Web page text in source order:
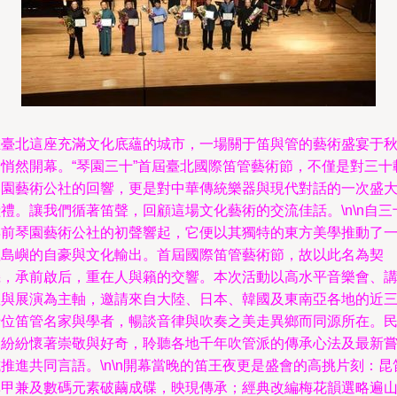
北這座充滿文化底蘊的城市，一場關于笛與管的藝術盛宴于秋
然開幕。“琴園三十”首屆臺北國際笛管藝術節，不僅是對三十
藝術公社的回響，更是對中華傳統樂器與現代對話的一次盛大
。讓我們循著笛聲，回顧這場文化藝術的交流佳話。\n\n自三
琴園藝術公社的初聲響起，它便以其獨特的東方美學推動了一
嶼的自豪與文化輸出。首屆國際笛管藝術節，故以此名為契
承前啟后，重在人與籟的交響。本次活動以高水平音樂會、講
展演為主軸，邀請來自大陸、日本、韓國及東南亞各地的近三
笛管名家與學者，暢談音律與吹奏之美走異鄉而同源所在。民
紛懷著崇敬與好奇，聆聽各地千年吹管派的傳承心法及最新嘗
進共同言語。\n\n開幕當晚的笛王夜更是盛會的高挑片刻：昆
兼及數碼元素破繭成碟，映現傳承；經典改編梅花韻選略遍山